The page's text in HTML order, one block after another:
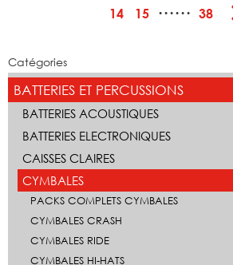
Catégories
BATTERIES ET PERCUSSIONS
BATTERIES ACOUSTIQUES
BATTERIES ELECTRONIQUES
CAISSES CLAIRES
CYMBALES
PACKS COMPLETS CYMBALES
CYMBALES CRASH
CYMBALES RIDE
CYMBALES HI-HATS
14 15 ······ 38